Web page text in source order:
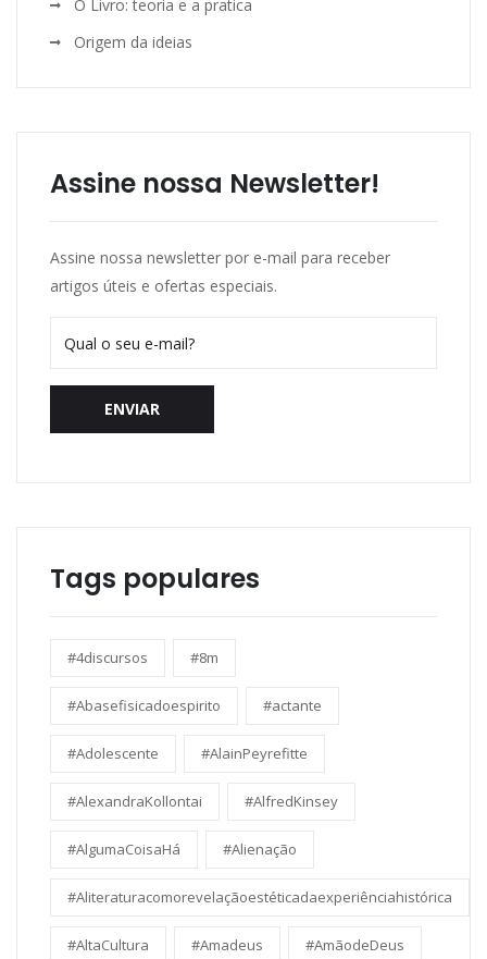
O Livro: teoria e a pratica
Origem da ideias
Assine nossa Newsletter!
Assine nossa newsletter por e-mail para receber
artigos úteis e ofertas especiais.
ENVIAR
Tags populares
#4discursos #8m
#Abasefisicadoespirito #actante
#Adolescente #AlainPeyrefitte
#AlexandraKollontai #AlfredKinsey
#AlgumaCoisaHá #Alienação
#Aliteraturacomorevelaçãoestéticadaexperiênciahistórica
#AltaCultura #Amadeus #AmãodeDeus